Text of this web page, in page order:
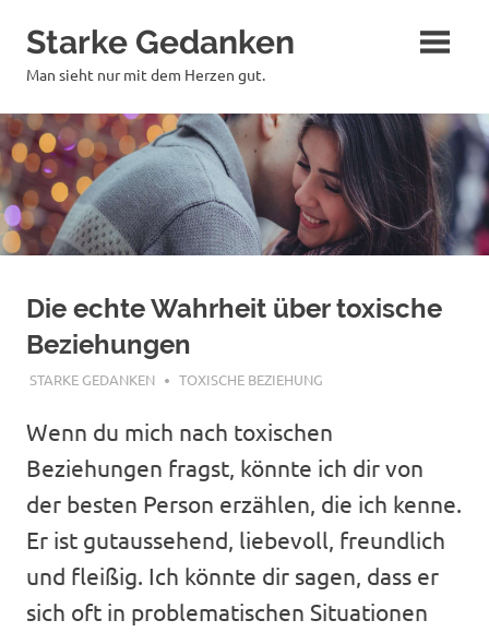
Inhalt
springen
Starke Gedanken
Man sieht nur mit dem Herzen gut.
Die echte Wahrheit über toxische
Beziehungen
FEBRUAR 19, 2018
STARKE GEDANKEN TOXISCHE BEZIEHUNG
Wenn du mich nach toxischen
Beziehungen fragst, könnte ich dir von
der besten Person erzählen, die ich kenne.
Er ist gutaussehend, liebevoll, freundlich
und fleißig. Ich könnte dir sagen, dass er
sich oft in problematischen Situationen